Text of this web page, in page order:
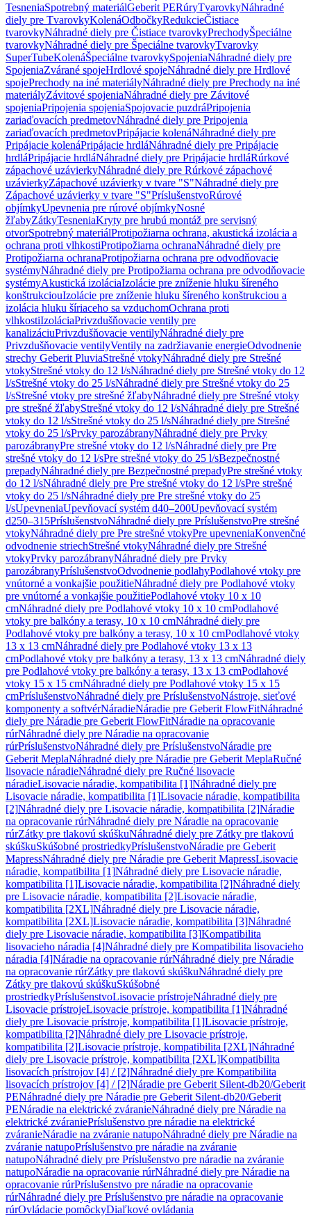
TesneniaSpotrebný materiálGeberit PERúryTvarovkyNáhradné
diely pre TvarovkyKolenáOdbočkyRedukcieČistiace
tvarovkyNáhradné diely pre Čistiace tvarovkyPrechodyŠpeciálne
tvarovkyNáhradné diely pre Špeciálne tvarovkyTvarovky
SuperTubeKolenáŠpeciálne tvarovkySpojeniaNáhradné diely pre
SpojeniaZvárané spojeHrdlové spojeNáhradné diely pre Hrdlové
spojePrechody na iné materiályNáhradné diely pre Prechody na iné
materiályZávitové spojeniaNáhradné diely pre Závitové
spojeniaPripojenia spojeniaSpojovacie puzdráPripojenia
zariaďovacích predmetovNáhradné diely pre Pripojenia
zariaďovacích predmetovPripájacie kolenáNáhradné diely pre
Pripájacie kolenáPripájacie hrdláNáhradné diely pre Pripájacie
hrdláPripájacie hrdláNáhradné diely pre Pripájacie hrdláRúrkové
zápachové uzávierkyNáhradné diely pre Rúrkové zápachové
uzávierkyZápachové uzávierky v tvare "S"Náhradné diely pre
Zápachové uzávierky v tvare "S"PríslušenstvoRúrové
objímkyUpevnenia pre rúrové objímkyNosné
žľabyZátkyTesneniaKryty pre hrubú montáž pre servisný
otvorSpotrebný materiálProtipožiarna ochrana, akustická izolácia a
ochrana proti vlhkostiProtipožiarna ochranaNáhradné diely pre
Protipožiarna ochranaProtipožiarna ochrana pre odvodňovacie
systémyNáhradné diely pre Protipožiarna ochrana pre odvodňovacie
systémyAkustická izoláciaIzolácie pre zníženie hluku šíreného
konštrukciouIzolácie pre zníženie hluku šíreného konštrukciou a
izolácia hluku šíriaceho sa vzduchomOchrana proti
vlhkostiIzoláciaPrivzdušňovacie ventily pre
kanalizáciuPrivzdušňovacie ventilyNáhradné diely pre
Privzdušňovacie ventilyVentily na zadržiavanie energieOdvodnenie
strechy Geberit PluviaStrešné vtokyNáhradné diely pre Strešné
vtokyStrešné vtoky do 12 l/sNáhradné diely pre Strešné vtoky do 12
l/sStrešné vtoky do 25 l/sNáhradné diely pre Strešné vtoky do 25
l/sStrešné vtoky pre strešné žľabyNáhradné diely pre Strešné vtoky
pre strešné žľabyStrešné vtoky do 12 l/sNáhradné diely pre Strešné
vtoky do 12 l/sStrešné vtoky do 25 l/sNáhradné diely pre Strešné
vtoky do 25 l/sPrvky parozábranyNáhradné diely pre Prvky
parozábranyPre strešné vtoky do 12 l/sNáhradné diely pre Pre
strešné vtoky do 12 l/sPre strešné vtoky do 25 l/sBezpečnostné
prepadyNáhradné diely pre Bezpečnostné prepadyPre strešné vtoky
do 12 l/sNáhradné diely pre Pre strešné vtoky do 12 l/sPre strešné
vtoky do 25 l/sNáhradné diely pre Pre strešné vtoky do 25
l/sUpevneniaUpevňovací systém d40–200Upevňovací systém
d250–315PríslušenstvoNáhradné diely pre PríslušenstvoPre strešné
vtokyNáhradné diely pre Pre strešné vtokyPre upevneniaKonvenčné
odvodnenie striechStrešné vtokyNáhradné diely pre Strešné
vtokyPrvky parozábranyNáhradné diely pre Prvky
parozábranyPríslušenstvoOdvodnenie podlahyPodlahové vtoky pre
vnútorné a vonkajšie použitieNáhradné diely pre Podlahové vtoky
pre vnútorné a vonkajšie použitiePodlahové vtoky 10 x 10
cmNáhradné diely pre Podlahové vtoky 10 x 10 cmPodlahové
vtoky pre balkóny a terasy, 10 x 10 cmNáhradné diely pre
Podlahové vtoky pre balkóny a terasy, 10 x 10 cmPodlahové vtoky
13 x 13 cmNáhradné diely pre Podlahové vtoky 13 x 13
cmPodlahové vtoky pre balkóny a terasy, 13 x 13 cmNáhradné diely
pre Podlahové vtoky pre balkóny a terasy, 13 x 13 cmPodlahové
vtoky 15 x 15 cmNáhradné diely pre Podlahové vtoky 15 x 15
cmPríslušenstvoNáhradné diely pre PríslušenstvoNástroje, sieťové
komponenty a softvérNáradieNáradie pre Geberit FlowFitNáhradné
diely pre Náradie pre Geberit FlowFitNáradie na opracovanie
rúrNáhradné diely pre Náradie na opracovanie
rúrPríslušenstvoNáhradné diely pre PríslušenstvoNáradie pre
Geberit MeplaNáhradné diely pre Náradie pre Geberit MeplaRučné
lisovacie náradieNáhradné diely pre Ručné lisovacie
náradieLisovacie náradie, kompatibilita [1]Náhradné diely pre
Lisovacie náradie, kompatibilita [1]Lisovacie náradie, kompatibilita
[2]Náhradné diely pre Lisovacie náradie, kompatibilita [2]Náradie
na opracovanie rúrNáhradné diely pre Náradie na opracovanie
rúrZátky pre tlakovú skúškuNáhradné diely pre Zátky pre tlakovú
skúškuSkúšobné prostriedkyPríslušenstvoNáradie pre Geberit
MapressNáhradné diely pre Náradie pre Geberit MapressLisovacie
náradie, kompatibilita [1]Náhradné diely pre Lisovacie náradie,
kompatibilita [1]Lisovacie náradie, kompatibilita [2]Náhradné diely
pre Lisovacie náradie, kompatibilita [2]Lisovacie náradie,
kompatibilita [2XL]Náhradné diely pre Lisovacie náradie,
kompatibilita [2XL]Lisovacie náradie, kompatibilita [3]Náhradné
diely pre Lisovacie náradie, kompatibilita [3]Kompatibilita
lisovacieho náradia [4]Náhradné diely pre Kompatibilita lisovacieho
náradia [4]Náradie na opracovanie rúrNáhradné diely pre Náradie
na opracovanie rúrZátky pre tlakovú skúškuNáhradné diely pre
Zátky pre tlakovú skúškuSkúšobné
prostriedkyPríslušenstvoLisovacie prístrojeNáhradné diely pre
Lisovacie prístrojeLisovacie prístroje, kompatibilita [1]Náhradné
diely pre Lisovacie prístroje, kompatibilita [1]Lisovacie prístroje,
kompatibilita [2]Náhradné diely pre Lisovacie prístroje,
kompatibilita [2]Lisovacie prístroje, kompatibilita [2XL]Náhradné
diely pre Lisovacie prístroje, kompatibilita [2XL]Kompatibilita
lisovacích prístrojov [4] / [2]Náhradné diely pre Kompatibilita
lisovacích prístrojov [4] / [2]Náradie pre Geberit Silent-db20/Geberit
PENáhradné diely pre Náradie pre Geberit Silent-db20/Geberit
PENáradie na elektrické zváranieNáhradné diely pre Náradie na
elektrické zváraniePríslušenstvo pre náradie na elektrické
zváranieNáradie na zváranie natupoNáhradné diely pre Náradie na
zváranie natupoPríslušenstvo pre náradie na zváranie
natupoNáhradné diely pre Príslušenstvo pre náradie na zváranie
natupoNáradie na opracovanie rúrNáhradné diely pre Náradie na
opracovanie rúrPríslušenstvo pre náradie na opracovanie
rúrNáhradné diely pre Príslušenstvo pre náradie na opracovanie
rúrOvládacie pomôckyDiaľkové ovládania